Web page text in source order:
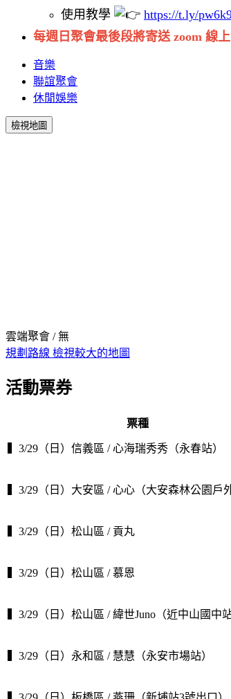
使用教學
https://t.ly/
每週日聚會最後段將寄送 zoom 線
音樂
聯誼聚會
休閒娛樂
檢視地圖
雲端聚會 / 無
規劃路線 檢視較大的地圖
活動票券
票種
▍3/29（日）信義區 / 心海瑞秀秀（永春站）
▍3/29（日）大安區 / 心心（大安森林公園戶
▍3/29（日）松山區 / 貢丸
▍3/29（日）松山區 / 慕恩
▍3/29（日）松山區 / 緯世Juno（近中山國中站
▍3/29（日）永和區 / 慧慧（永安市場站）